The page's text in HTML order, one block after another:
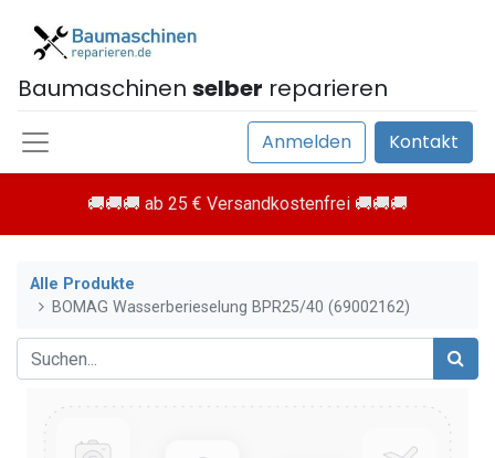
Baumaschinen selber reparieren
Anmelden Kontakt
🚚🚚🚚 ab 25 € Versandkostenfrei 🚚🚚🚚
Alle Produkte
BOMAG Wasserberieselung BPR25/40 (69002162)